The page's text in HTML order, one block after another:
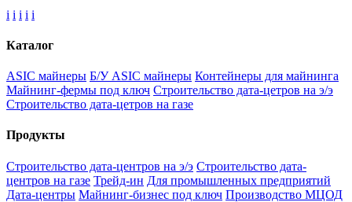
i i i i i
Каталог
ASIC майнеры Б/У ASIC майнеры Контейнеры для майнинга
Майнинг-фермы под ключ Строительство дата-цетров на э/э
Строительство дата-цетров на газе
Продукты
Строительство дата-центров на э/э Строительство дата-
центров на газе Трейд-ин Для промышленных предприятий
Дата-центры Майнинг-бизнес под ключ Производство МЦОД